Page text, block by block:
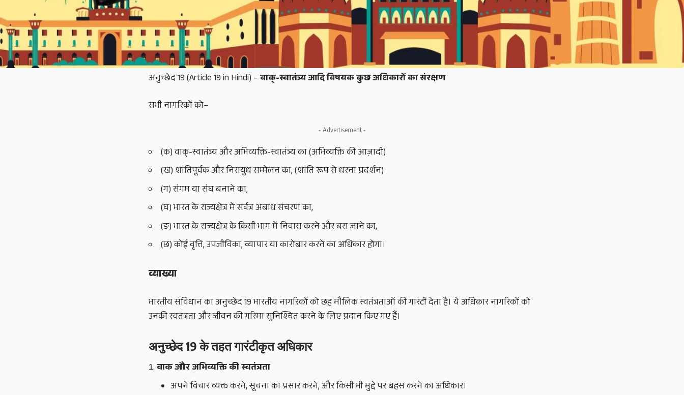
अनुच्छेद 19 (Article 19 in Hindi) –वाक्‌-स्वातंत्र्य आदि विषयक कुछ अधिकारों का संरक्षण
सभी नागरिकों को–
- Advertisement -
(क) वाक्‌-स्वातंत्र्य और अभिव्यक्ति-स्वातंत्र्य का (अभिव्यक्ति की आज़ादी)
(ख) शांतिपूर्वक और निरायुध सम्मेलन का, (शांति रूप से धरना प्रदर्शन)
(ग) संगम या संघ बनाने का,
(घ) भारत के राज्यक्षेत्र में सर्वत्र अबाध संचरण का,
(ङ) भारत के राज्यक्षेत्र के किसी भाग में निवास करने और बस जाने का,
(छ) कोई वृत्ति, उपजीविका, व्यापार या कारोबार करने का अधिकार होगा।
व्याख्या
भारतीय संविधान का अनुच्छेद 19 भारतीय नागरिकों को छह मौलिक स्वतंत्रताओं की गारंटी देता है। ये अधिकार नागरिकों को
उनकी स्वतंत्रता और जीवन की गरिमा सुनिश्चित करने के लिए प्रदान किए गए हैं।
अनुच्छेद 19 के तहत गारंटीकृत अधिकार
वाक और अभिव्यक्ति की स्वतंत्रता
अपने विचार व्यक्त करने, सूचना का प्रसार करने, और किसी भी मुद्दे पर बहस करने का अधिकार।